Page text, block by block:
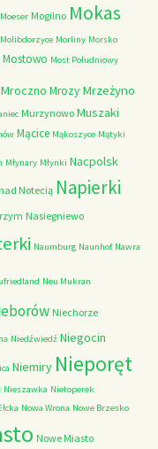
Moeser Mogilno Mokas
Molibdorzyce Morliny Morsko
Mostowo Most Południowy
Mroczno Mrozy Mrzeżyno
Murzynowo Muszaki
Mącice Mąkoszyce Mątyki
Młynary Młynki Nacpolsk
Notecią Napierki
Nasiegniewo
Naumburg Naunhof Nawra
Neu Mukran
Niechorze
Niedźwiedź Niegocin
Niemiry Nieporęt
Nieszawka Nietoperek
Nowa Wrona Nowe Brzesko
Nowe Miasto